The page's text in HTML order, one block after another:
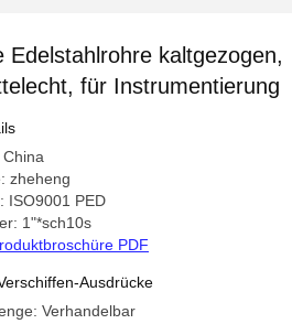
Edelstahlrohre kaltgezogen,
für Instrumentierung
zheheng
ISO9001 PED
1"*sch10s
PDF
Ausdrücke
Verhandelbar